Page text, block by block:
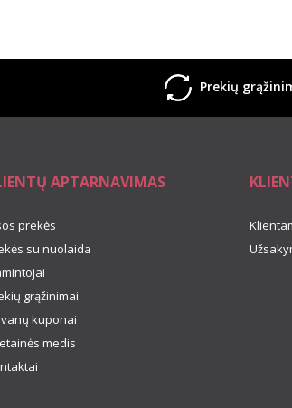
Prekių
APTARNAVIMAS
prekės
su nuolaida
grąžinimai
kuponai
medis